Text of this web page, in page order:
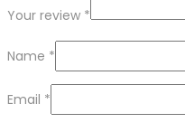
Your review *
Name *
Email *